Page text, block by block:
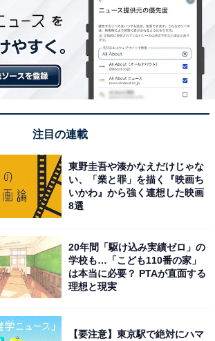
の両方の利点をうまく得られる働き方
められていきそうです。
ークで失ったもの1位は「雑談の機
注目の連載
東野圭吾や湊かなえだけじゃな
い、「業と罪」を描く『映画ち
いかわ』から強く連想した映画
8選
20年間「駆け込み実績ゼロ」の
学校も…「こども110番の家」
は本当に必要？ PTAが直面する
理想と現実
【要注意】東京駅で絶対にハマ